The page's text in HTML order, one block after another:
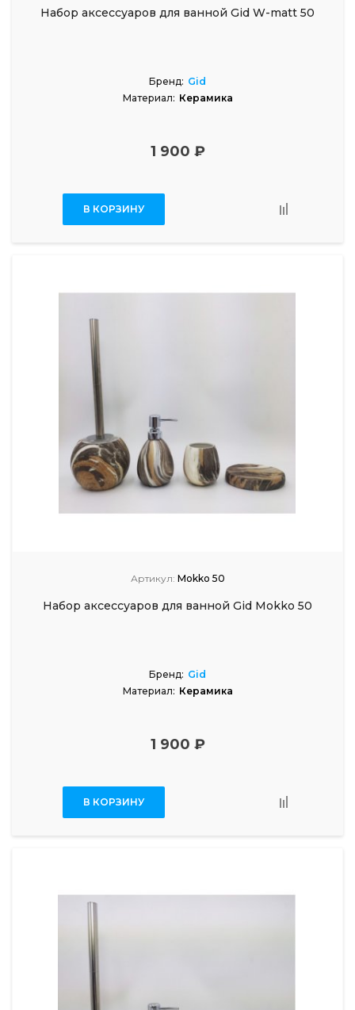
Набор аксессуаров для ванной Gid W-matt 50
Бренд: Gid
Материал: Керамика
1 900 ₽
В КОРЗИНУ
Артикул: Mokko 50
Набор аксессуаров для ванной Gid Mokko 50
Бренд: Gid
Материал: Керамика
1 900 ₽
В КОРЗИНУ